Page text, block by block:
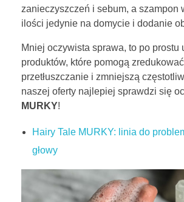
zanieczyszczeń i sebum, a szampon
ilości jedynie na domycie i dodanie
Mniej oczywista sprawa, to po prostu
produktów, które pomogą zredukować
przetłuszczanie i zmniejszą
naszej oferty najlepiej sprawdzi się
MURKY!
Hairy Tale MURKY: linia do
głowy